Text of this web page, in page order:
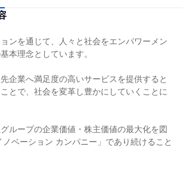
ンを通じて、人々と社会をエンパワーメン
本理念としています。
企業へ満足度の高いサービスを提供すると
とで、社会を変革し豊かにしていくことに
ループの企業価値・株主価値の最大化を図
ノベーション カンパニー」であり続けること